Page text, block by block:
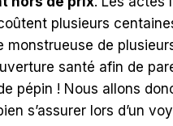
plusieurs
de
santé afin de
pépin ! Nous allons
s’assurer lors d’un